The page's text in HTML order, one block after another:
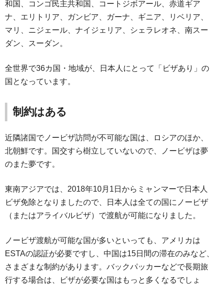
和国、コンゴ民主共和国、コートジボアール、赤道ギア
ナ、エリトリア、ガンビア、ガーナ、ギニア、リベリア、
マリ、ニジェール、ナイジェリア、シェラレオネ、南スー
ダン、スーダン。
全世界で36カ国・地域が、日本人にとって「ビザあり」の
国となっています。
制約はある
近隣諸国でノービザ訪問が不可能な国は、ロシアのほか、
北朝鮮です。国交すら樹立していないので、ノービザは夢
のまた夢です。
東南アジアでは、2018年10月1日からミャンマーで日本人
ビザ免除となりましたので、日本人は全ての国にノービザ
（またはアライバルビザ）で渡航が可能になりました。
ノービザ渡航が可能な国が多いといっても、アメリカは
ESTAの認証が必要ですし、中国は15日間の滞在のみなど、
さまざまな制約があります。バックパッカーなどで長期旅
行する場合は、ビザが必要な国はもっと多くなるでしょ